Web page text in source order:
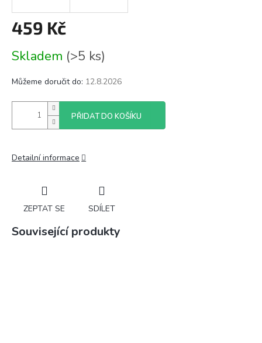
459 Kč
cena:
Skladem (>5 ks)
Můžeme doručit do: 12.8.2026
PŘIDAT DO KOŠÍKU
Detailní informace
ZEPTAT SE SDÍLET
Související produkty